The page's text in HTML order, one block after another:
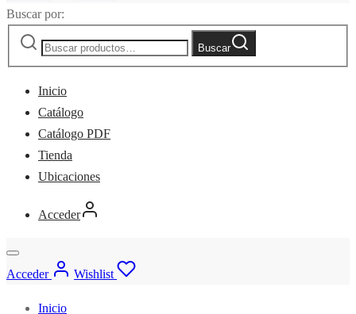
Buscar por:
Buscar
Inicio
Catálogo
Catálogo PDF
Tienda
Ubicaciones
Acceder
Acceder Wishlist
Inicio